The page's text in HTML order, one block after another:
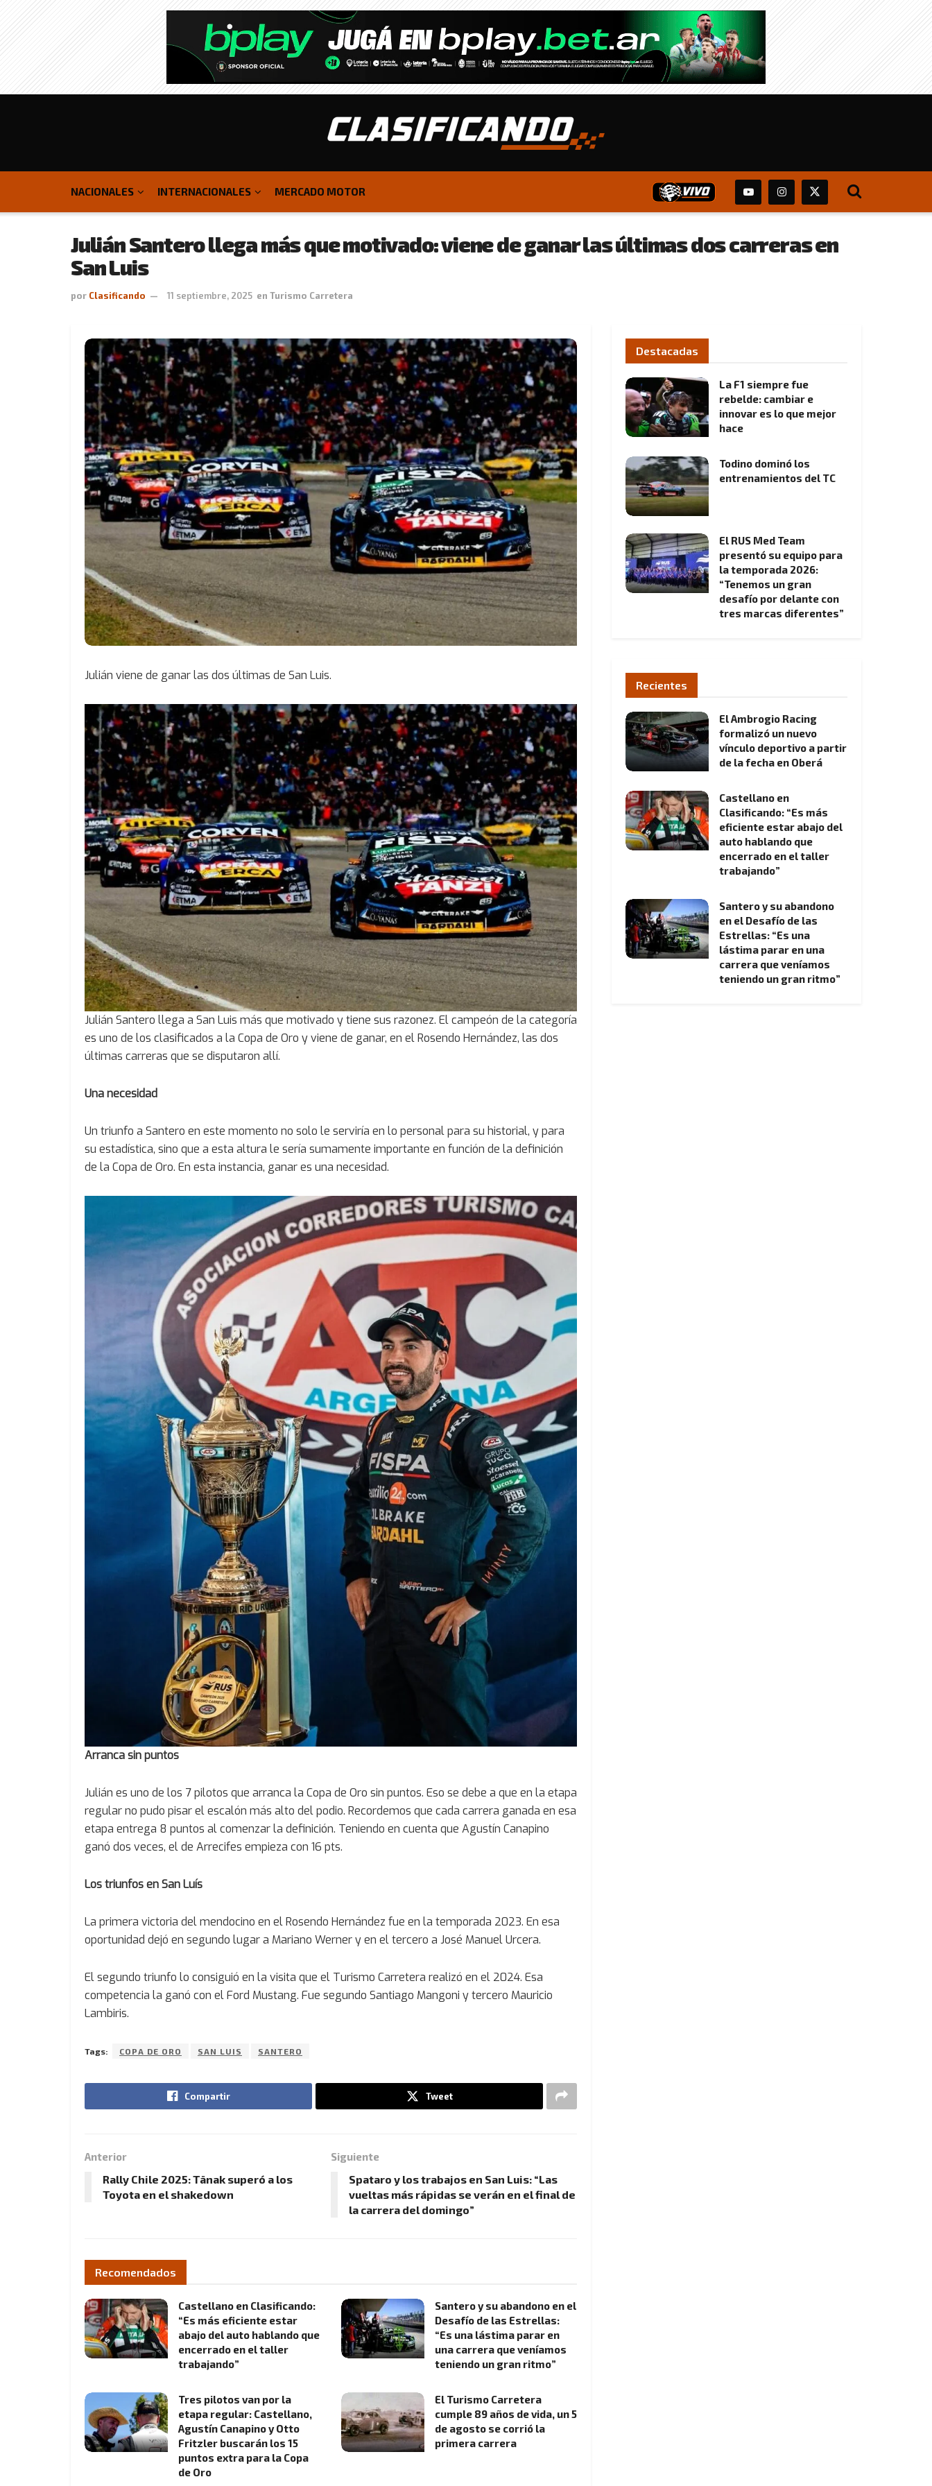
NACIONALES INTERNACIONALES MERCADO MOTOR
Julián Santero llega más que motivado: viene de ganar las últimas dos carreras en
San Luis
por Clasificando 11 septiembre, 2025 en Turismo Carretera
Julián viene de ganar las dos últimas de San Luis.
Julián Santero llega a San Luis más que motivado y tiene sus razonez. El campeón de la categoría
es uno de los clasificados a la Copa de Oro y viene de ganar, en el Rosendo Hernández, las dos
últimas carreras que se disputaron allí.
Una necesidad
Un triunfo a Santero en este momento no solo le serviría en lo personal para su historial, y para
su estadística, sino que a esta altura le sería sumamente importante en función de la definición
de la Copa de Oro. En esta instancia, ganar es una necesidad.
Arranca sin puntos
Julián es uno de los 7 pilotos que arranca la Copa de Oro sin puntos. Eso se debe a que en la etapa
regular no pudo pisar el escalón más alto del podio. Recordemos que cada carrera ganada en esa
etapa entrega 8 puntos al comenzar la definición. Teniendo en cuenta que Agustín Canapino
ganó dos veces, el de Arrecifes empieza con 16 pts.
Los triunfos en San Luís
La primera victoria del mendocino en el Rosendo Hernández fue en la temporada 2023. En esa
oportunidad dejó en segundo lugar a Mariano Werner y en el tercero a José Manuel Urcera.
El segundo triunfo lo consiguió en la visita que el Turismo Carretera realizó en el 2024. Esa
competencia la ganó con el Ford Mustang. Fue segundo Santiago Mangoni y tercero Mauricio
Lambiris.
Tags: COPA DE ORO SAN LUIS SANTERO
Compartir Tweet
Anterior
Rally Chile 2025: Tänak superó a los
Toyota en el shakedown
Siguiente
Spataro y los trabajos en San Luis: “Las
vueltas más rápidas se verán en el final de
la carrera del domingo”
Recomendados
Castellano en Clasificando:
“Es más eficiente estar
abajo del auto hablando que
encerrado en el taller
trabajando”
Santero y su abandono en el
Desafío de las Estrellas:
“Es una lástima parar en
una carrera que veníamos
teniendo un gran ritmo”
Tres pilotos van por la
etapa regular: Castellano,
Agustín Canapino y Otto
Fritzler buscarán los 15
puntos extra para la Copa
de Oro
El Turismo Carretera
cumple 89 años de vida, un 5
de agosto se corrió la
primera carrera
Destacadas
La F1 siempre fue
rebelde: cambiar e
innovar es lo que mejor
hace
Todino dominó los
entrenamientos del TC
El RUS Med Team
presentó su equipo para
la temporada 2026:
“Tenemos un gran
desafío por delante con
tres marcas diferentes”
Recientes
El Ambrogio Racing
formalizó un nuevo
vínculo deportivo a partir
de la fecha en Oberá
Castellano en
Clasificando: “Es más
eficiente estar abajo del
auto hablando que
encerrado en el taller
trabajando”
Santero y su abandono
en el Desafío de las
Estrellas: “Es una
lástima parar en una
carrera que veníamos
teniendo un gran ritmo”